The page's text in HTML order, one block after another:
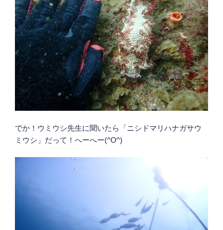
でか！ウミウシ先生に聞いたら「ニシドマリハナガサウ
ミウシ」だって！へーへー(^O^)